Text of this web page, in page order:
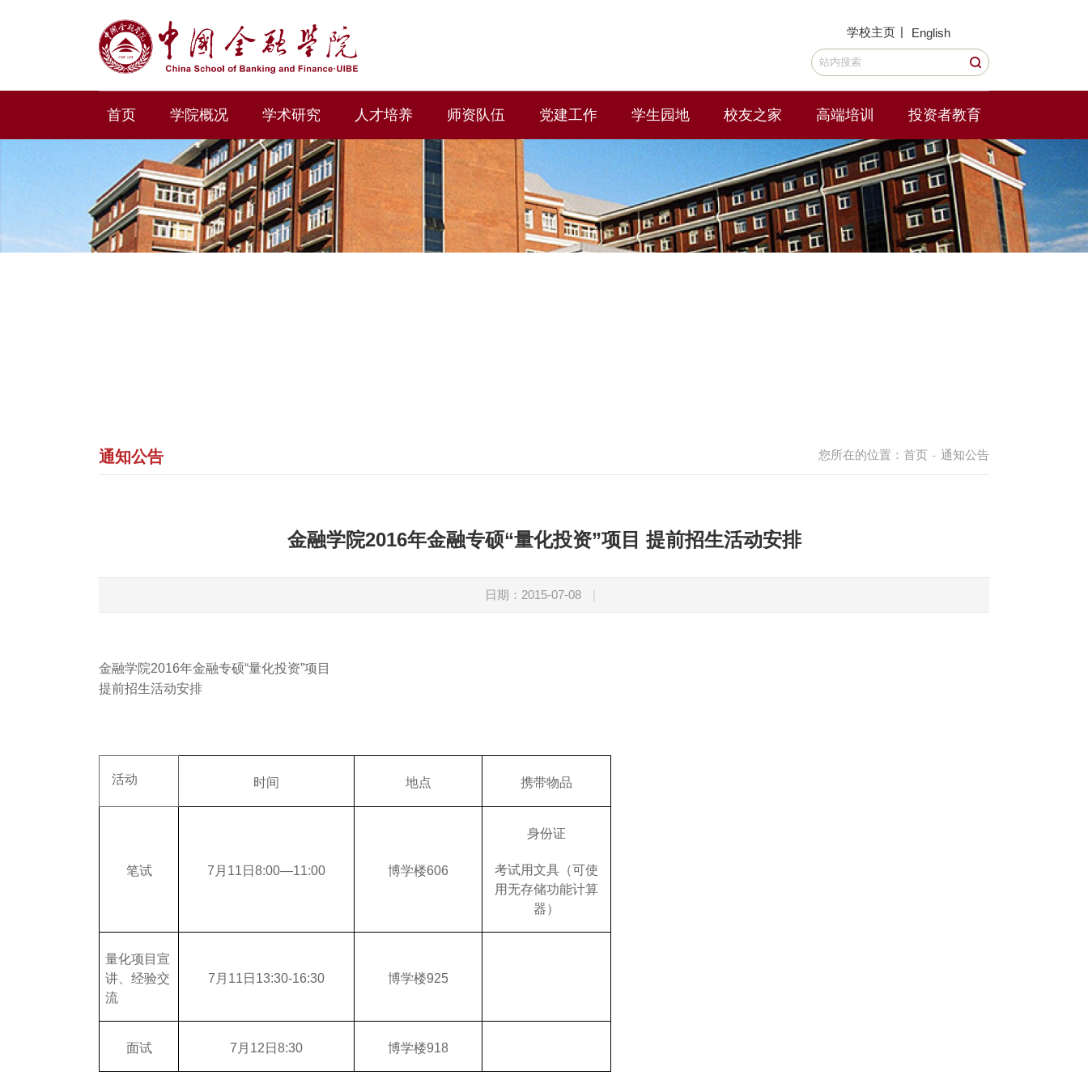
学校主页 | English
首页 学院概况 学术研究 人才培养 师资队伍 党建工作 学生园地 校友之家 高端培训 投资者教育
您所在的位置： 首页 - 通知公告
通知公告
金融学院2016年金融专硕“量化投资”项目 提前招生活动安排
日期：2015-07-08 |
金融学院2016年金融专硕“量化投资”项目
提前招生活动安排
活动 时间 地点 携带物品
笔试 7 月11日8:00—11:00 博学楼606
身份证
考试用文具（可使
用无存储功能计算
器）
量化项目宣
讲、经验交
流
7 月11日13:30-16:30 博学楼925
面试 7 月12日8:30 博学楼918